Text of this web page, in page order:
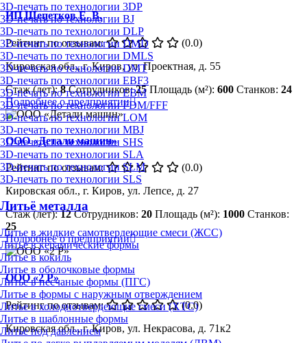
3D-печать по технологии 3DP
3D-печать по технологии BJ
3D-печать по технологии DLP
3D-печать по технологии DMD
3D-печать по технологии DMLS
3D-печать по технологии DMT
3D-печать по технологии EBF3
3D-печать по технологии EBM
3D-печать по технологии FDM/FFF
3D-печать по технологии LOM
3D-печать по технологии MBJ
3D-печать по технологии SHS
3D-печать по технологии SLA
3D-печать по технологии SLM
3D-печать по технологии SLS
Литьё металла
Литье в жидкие самотвердеющие смеси (ЖСС)
Литье в керамические формы
Литье в кокиль
Литье в оболочковые формы
Литье в песчаные формы (ПГС)
Литье в формы с наружным отверждением
Литье в холоднотвердеющие смеси (ХТС)
Литье в шаблонные формы
Литье под давлением
ИП Щепетков Е. В.
Рейтинг по отзывам:
(0.0)
Кировская обл., г. Киров, ул. Проектная, д. 55
Стаж (лет):8 Сотрудников:25 Площадь (м²): 600 Станков: 24
Подробнее о предприятии
ООО «Детали машин»
Рейтинг по отзывам:
(0.0)
Кировская обл., г. Киров, ул. Лепсе, д. 27
Стаж (лет):12 Сотрудников: 20 Площадь (м²): 1000 Станков:
25
Подробнее о предприятии
ООО «2 Р»
Рейтинг по отзывам:
(0.0)
Кировская обл., г. Киров, ул. Некрасова, д. 71к2